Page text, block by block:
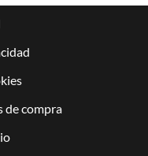
de compra